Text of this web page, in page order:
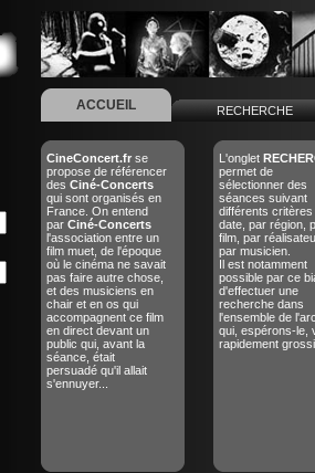
ACCUEIL RECHERCHE
CineConcert.fr se
propose de référencer
des Ciné-Concerts
qui sont organisés en
France. On entend
par Ciné-Concerts
l'association entre un
film muet, de l'époque
où le cinéma ne savait
pas faire autre chose,
et des musiciens en
chair et en os qui
accompagnent ce film
en direct devant un
public qui, avant la
séance, était
persuadé qu'il allait
s'ennuyer...
L'onglet
permet de
sélectionner des
séances suivant
différents critères
date, par région,
film, par
par musicien.
Il est notamment
possible par ce
d'effectuer une
recherche dans
l'ensemble de
qui, espérons-le,
rapidement